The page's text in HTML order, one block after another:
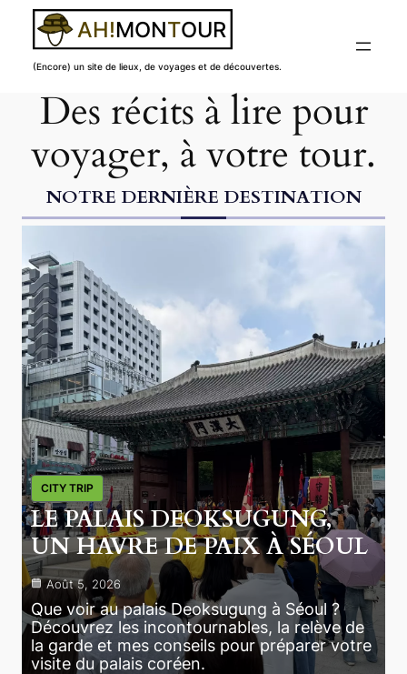
contenu
(Encore) un site de lieux, de voyages et de découvertes.
Des récits à lire pour
voyager, à votre tour.
NOTRE DERNIÈRE DESTINATION
CITY TRIP
LE PALAIS DEOKSUGUNG,
UN HAVRE DE PAIX À SÉOUL
Août 5, 2026
Que voir au palais Deoksugung à Séoul ?
Découvrez les incontournables, la relève de
la garde et mes conseils pour préparer votre
visite du palais coréen.